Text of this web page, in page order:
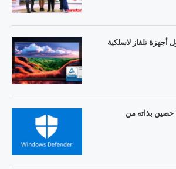
تلفاز لاسلكية
مايكروسوفت: ويندوز 11 حصين بذاته من